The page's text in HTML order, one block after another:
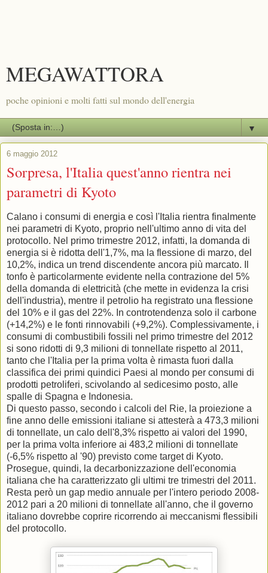
MEGAWATTORA
poche opinioni e molti fatti sul mondo dell'energia
▼
6 maggio 2012
Sorpresa, l'Italia quest'anno rientra nei
parametri di Kyoto
Calano i consumi di energia e così l'Italia rientra finalmente
nei parametri di Kyoto, proprio nell'ultimo anno di vita del
protocollo. Nel primo trimestre 2012, infatti, la domanda di
energia si è ridotta dell'1,7%, ma la flessione di marzo, del
10,2%, indica un trend discendente ancora più marcato. Il
tonfo è particolarmente evidente nella contrazione del 5%
della domanda di elettricità (che mette in evidenza la crisi
dell'industria), mentre il petrolio ha registrato una flessione
del 10% e il gas del 22%. In controtendenza solo il carbone
(+14,2%) e le fonti rinnovabili (+9,2%). Complessivamente, i
consumi di combustibili fossili nel primo trimestre del 2012
si sono ridotti di 9,3 milioni di tonnellate rispetto al 2011,
tanto che l'Italia per la prima volta è rimasta fuori dalla
classifica dei primi quindici Paesi al mondo per consumi di
prodotti petroliferi, scivolando al sedicesimo posto, alle
spalle di Spagna e Indonesia.
Di questo passo, secondo i calcoli del Rie, la proiezione a
fine anno delle emissioni italiane si attesterà a 473,3 milioni
di tonnellate, un calo dell'8,3% rispetto ai valori del 1990,
per la prima volta inferiore ai 483,2 milioni di tonnellate
(-6,5% rispetto al '90) previsto come target di Kyoto.
Prosegue, quindi, la decarbonizzazione dell'economia
italiana che ha caratterizzato gli ultimi tre trimestri del 2011.
Resta però un gap medio annuale per l'intero periodo 2008-
2012 pari a 20 milioni di tonnellate all'anno, che il governo
italiano dovrebbe coprire ricorrendo ai meccanismi flessibili
del protocollo.